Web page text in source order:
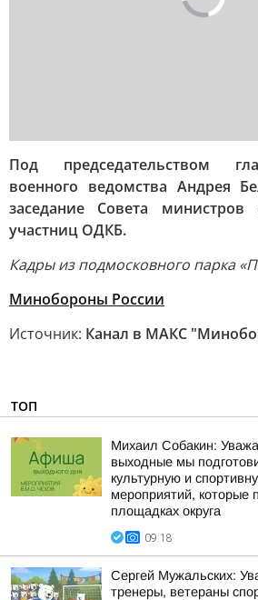
Под председательством
военного ведомства Андрея
заседание Совета
участниц ОДКБ.
Кадры из подмосковного парка
Минобороны России
Источник: Канал в МАКС
ТОП
Михаил Собакин:
выходные мы
культурную и
мероприятий, которые
площадках округа
09:18
Сергей Мужальских:
тренеры, ветераны